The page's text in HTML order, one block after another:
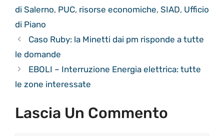
di Salerno, PUC, risorse economiche, SIAD, Ufficio
di Piano
Caso Ruby: la Minetti dai pm risponde a tutte
le domande
EBOLI – Interruzione Energia elettrica: tutte
le zone interessate
Lascia Un Commento